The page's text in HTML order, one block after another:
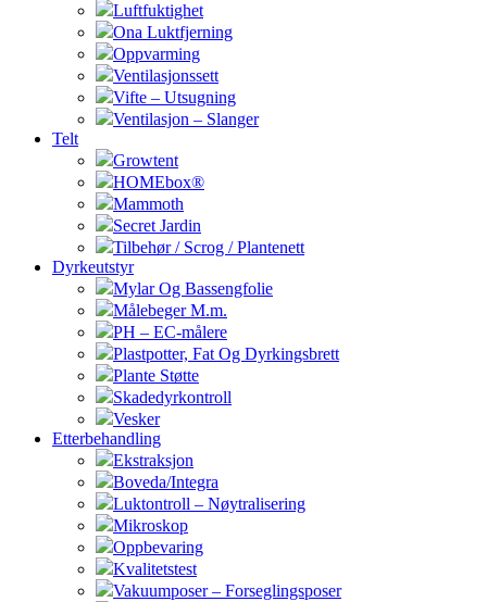
Luftfuktighet
Ona Luktfjerning
Oppvarming
Ventilasjonssett
Vifte – Utsugning
Ventilasjon – Slanger
Telt
Growtent
HOMEbox®
Mammoth
Secret Jardin
Tilbehør / Scrog / Plantenett
Dyrkeutstyr
Mylar Og Bassengfolie
Målebeger M.m.
PH – EC-målere
Plastpotter, Fat Og Dyrkingsbrett
Plante Støtte
Skadedyrkontroll
Vesker
Etterbehandling
Ekstraksjon
Boveda/Integra
Luktontroll – Nøytralisering
Mikroskop
Oppbevaring
Kvalitetstest
Vakuumposer – Forseglingsposer